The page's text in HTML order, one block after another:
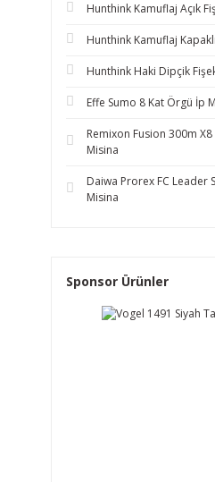
Hunthink Kamuflaj Açık
Hunthink Kamuflaj
Hunthink Haki Dipçik
Effe Sumo 8 Kat Örgü İp
Remixon Fusion 300m
Misina
Daiwa Prorex FC Leader
Misina
Sponsor Ürünler